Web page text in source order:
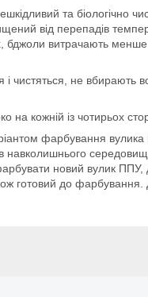
та біологічно
від перепадів
бджоли витрачають менше
не вбирають
на кожній із чотирьох
фарбування вулика
новий вулик ППУ,
готовий до фарбування.